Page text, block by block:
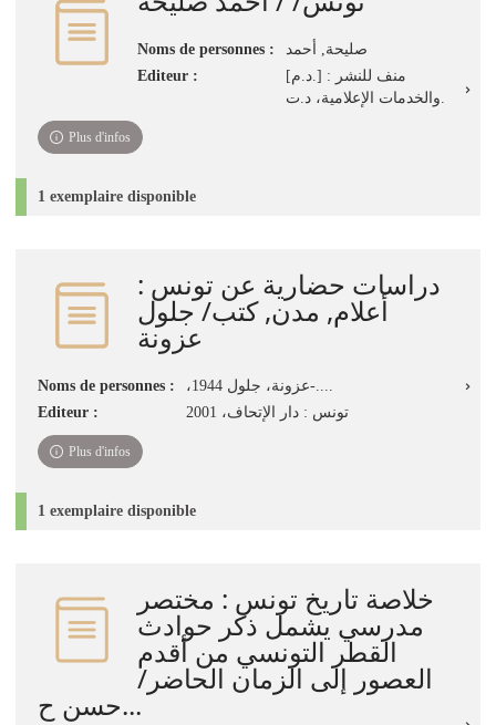
Noms de personnes :
صليحة, أحمد
Editeur :
[د.م.] : منف للنشر
والخدمات الإعلامية، د.ت.
Plus d'infos
1 exemplaire disponible
دراسات حضارية عن تونس :
أعلام, مدن, كتب/ جلول
عزونة
Noms de personnes :
،عزونة، جلول 1944-....
Editeur :
تونس : دار الإتحاف، 2001
Plus d'infos
1 exemplaire disponible
خلاصة تاريخ تونس : مختصر
مدرسي يشمل ذكر حوادث
القطر التونسي من أقدم
العصور إلى الزمان الحاضر/
حسن ح...